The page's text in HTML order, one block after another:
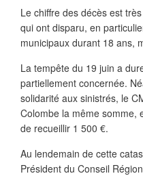
Le chiffre des décès est
qui ont disparu, en
municipaux durant 18 ans,
La tempête du 19 juin a
partiellement concernée.
solidarité aux sinistrés, le
Colombe la même somme,
de recueillir 1 500 €.
Au lendemain de cette
Président du Conseil